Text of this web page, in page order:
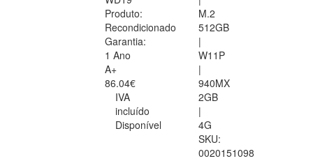
Produto:
Recondicionado
Garantia:
1 Ano
A+
86.04€
IVA
incluído
Disponível
M.2
512GB
|
W11P
|
940MX
2GB
|
4G
SKU:
0020151098